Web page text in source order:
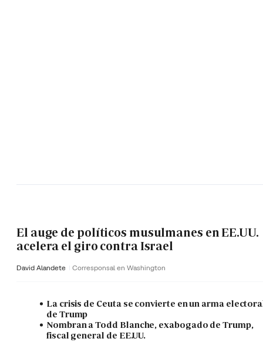
El auge de políticos musulmanes en EE.UU.
acelera el giro contra Israel
David Alandete Corresponsal en Washington
La crisis de Ceuta se convierte en un arma
de Trump
Nombran a Todd Blanche, exabogado de Trump,
fiscal general de EE.UU.